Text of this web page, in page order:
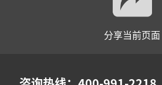
分享当前页面